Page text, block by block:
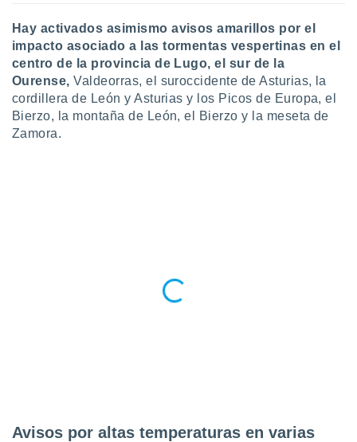
e
mediante
publicidad
publicidad
Hay activados asimismo avisos amarillos por el
impacto asociado a las tormentas vespertinas en el
centro de la provincia de Lugo, el sur de la
Ourense, Valdeorras, el suroccidente de Asturias, la
cordillera de León y Asturias y los Picos de Europa, el
Bierzo, la montaña de León, el Bierzo y la meseta de
Zamora.
Avisos por altas temperaturas en varias